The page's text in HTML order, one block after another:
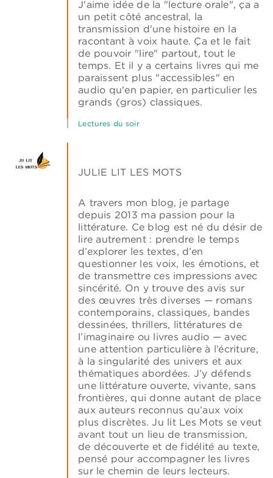
J'aime idée de la "lecture orale", ça a
un petit côté ancestral, la
transmission d'une histoire en la
racontant à voix haute. Ça et le fait
de pouvoir "lire" partout, tout le
temps. Et il y a certains livres qui me
paraissent plus "accessibles" en
audio qu'en papier, en particulier les
grands (gros) classiques.
Lectures du soir
JULIE LIT LES MOTS
A travers mon blog, je partage
depuis 2013 ma passion pour la
littérature. Ce blog est né du désir de
lire autrement : prendre le temps
d’explorer les textes, d’en
questionner les voix, les émotions, et
de transmettre ces impressions avec
sincérité. On y trouve des avis sur
des œuvres très diverses — romans
contemporains, classiques, bandes
dessinées, thrillers, littératures de
l’imaginaire ou livres audio — avec
une attention particulière à l’écriture,
à la singularité des univers et aux
thématiques abordées. J’y défends
une littérature ouverte, vivante, sans
frontières, qui donne autant de place
aux auteurs reconnus qu’aux voix
plus discrètes. Ju lit Les Mots se veut
avant tout un lieu de transmission,
de découverte et de fidélité au texte,
pensé pour accompagner les livres
sur le chemin de leurs lecteurs.